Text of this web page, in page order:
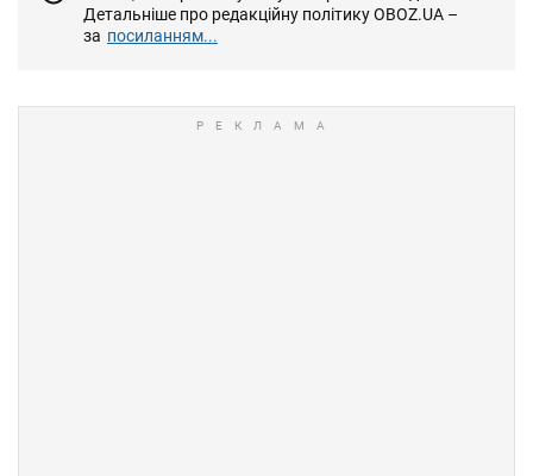
Детальніше про редакційну політику OBOZ.UA –
за посиланням...